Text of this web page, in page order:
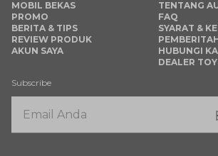
MOBIL BEKAS
PROMO
BERITA & TIPS
REVIEW PRODUK
AKUN SAYA
TENTANG
FAQ
SYARAT &
HUBUNGI
DEALER
Subscribe